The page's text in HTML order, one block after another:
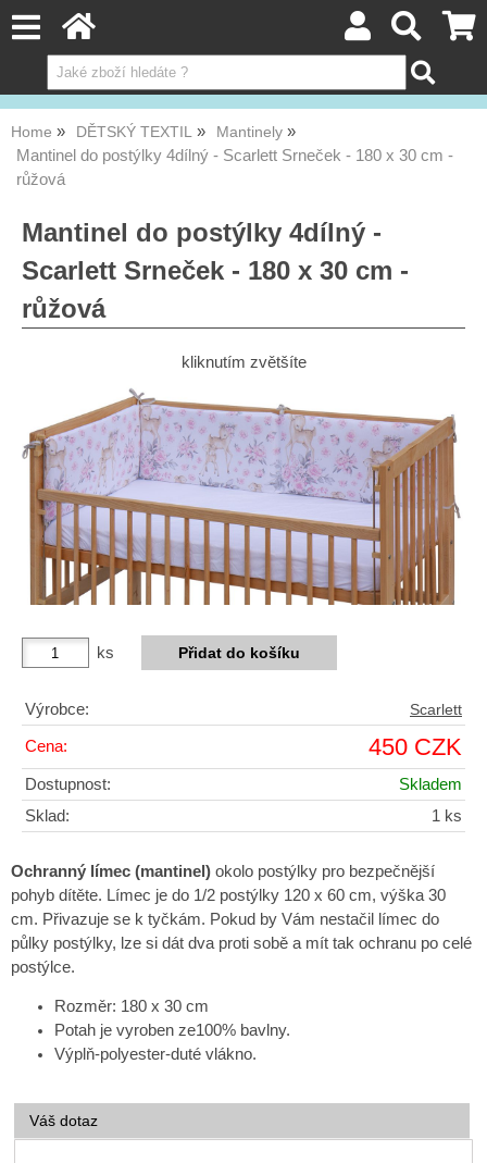
Home DĚTSKÝ TEXTIL Mantinely
Mantinel do postýlky 4dílný - Scarlett Srneček - 180 x 30 cm -
růžová
Mantinel do postýlky 4dílný -
Scarlett Srneček - 180 x 30 cm -
růžová
kliknutím zvětšíte
ks
Výrobce: Scarlett
Cena: 450 CZK
Dostupnost:
Skladem
Sklad:
1 ks
Ochranný límec (mantinel) okolo postýlky pro bezpečnější
pohyb dítěte. Límec je do 1/2 postýlky 120 x 60 cm, výška 30
cm. Přivazuje se k tyčkám. Pokud by Vám nestačil límec do
půlky postýlky, lze si dát dva proti sobě a mít tak ochranu po celé
postýlce.
Rozměr: 180 x 30 cm
Potah je vyroben ze100% bavlny.
Výplň-polyester-duté vlákno.
Váš dotaz